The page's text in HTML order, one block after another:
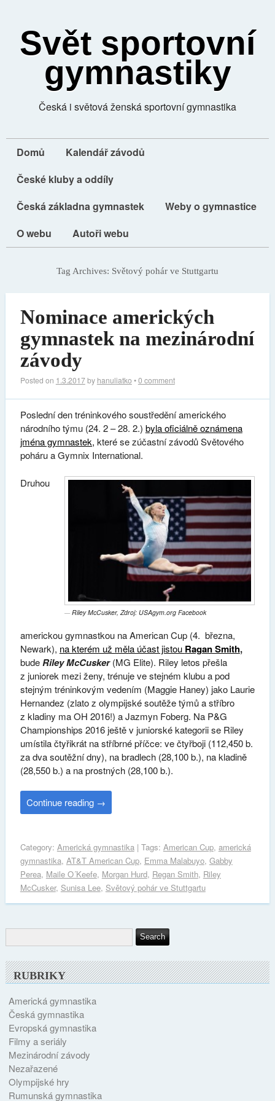
Svět sportovní
gymnastiky
Česká i světová ženská sportovní gymnastika
Domů
Kalendář závodů
České kluby a oddíly
Česká základna gymnastek
Weby o gymnastice
O webu
Autoři webu
Tag Archives: Světový pohár ve Stuttgartu
Nominace amerických
gymnastek na mezinárodní
závody
Posted on 1.3.2017by hanuliatko •0 comment
Poslední den tréninkového soustředění amerického
národního týmu (24. 2 – 28. 2.) byla oficiálně oznámena
jména gymnastek, které se zúčastní závodů Světového
poháru a Gymnix International.
Riley McCusker, Zdroj: USAgym.org Facebook
Druhou
americkou gymnastkou naAmerican Cup(4. března,
Newark), na kterém už měla účast jistou Ragan Smith,
budeRiley McCusker(MG Elite). Riley letos přešla
z juniorek mezi ženy, trénuje ve stejném klubu a pod
stejným tréninkovým vedením (Maggie Haney) jako Laurie
Hernandez (zlato z olympijské soutěže týmů a stříbro
z kladiny ma OH 2016!) a Jazmyn Foberg. Na P&G
Championships 2016 ještě v juniorské kategorii se Riley
umístila čtyřikrát na stříbrné příčce: ve čtyřboji (112,450 b.
za dva soutěžní dny), na bradlech (28,100 b.), na kladině
(28,550 b.) a na prostných (28,100 b.).
Continue reading →
Category: Americká gymnastika| Tags: American Cup, americká
gymnastika, AT&T American Cup, Emma Malabuyo, Gabby
Perea, Maile O´Keefe, Morgan Hurd, Regan Smith, Riley
McCusker, Sunisa Lee, Světový pohár ve Stuttgartu
RUBRIKY
Americká gymnastika
Česká gymnastika
Evropská gymnastika
Filmy a seriály
Mezinárodní závody
Nezařazené
Olympijské hry
Rumunská gymnastika